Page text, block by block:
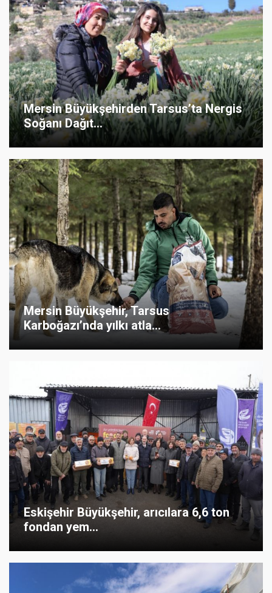
Mersin Büyükşehirden Tarsus’ta Nergis
Soğanı Dağıt...
Mersin Büyükşehir, Tarsus
Karboğazı’nda yılkı atla...
Eskişehir Büyükşehir, arıcılara 6,6 ton
fondan yem...